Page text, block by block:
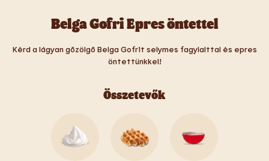
Belga Gofri Epres öntettel
Kérd a lágyan gőzölgő Belga Gofrit selymes fagylalttal és epres
öntettünkkel!
Összetevők